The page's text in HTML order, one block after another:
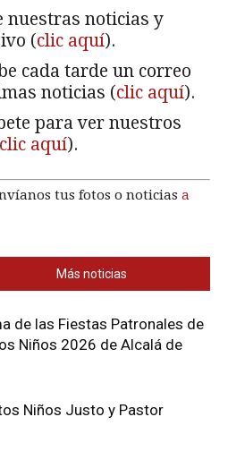
nuestras noticias y
(clic aquí).
cada tarde un correo
noticias (clic aquí).
para ver nuestros
clic aquí).
tus fotos o noticias a
Más noticias
de las Fiestas Patronales de
Niños 2026 de Alcalá de
Niños Justo y Pastor